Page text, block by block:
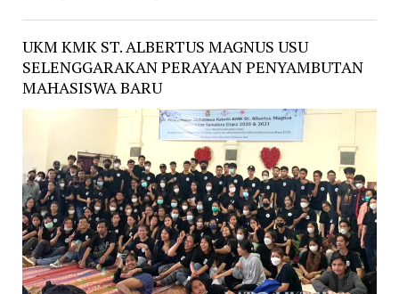
UKM KMK ST. ALBERTUS MAGNUS USU
SELENGGARAKAN PERAYAAN PENYAMBUTAN
MAHASISWA BARU